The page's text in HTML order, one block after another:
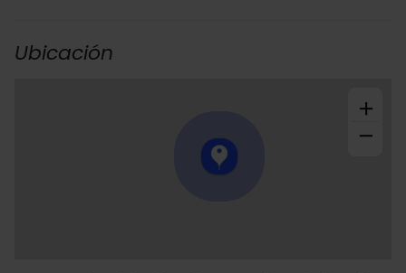
Ubicación
+
−